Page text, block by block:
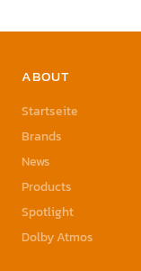
ABOUT
Startseite
Brands
News
Products
Spotlight
Dolby Atmos